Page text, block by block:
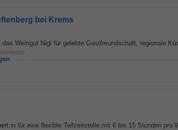
bei Krems
Weingut Nigl für gelebte Gastfreundschaft, regionale
für eine flexible Teilzeitstelle mit 6 bis 15 Stunden pro